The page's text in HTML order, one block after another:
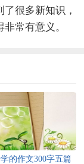
很多新知识，
常有意义。
学的作文300字五篇